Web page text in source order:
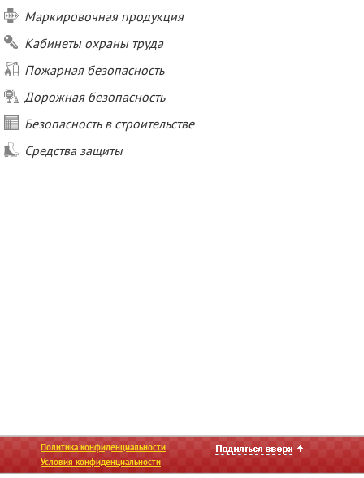
Маркировочная продукция
Кабинеты охраны труда
Пожарная безопасность
Дорожная безопасность
Безопасность в строительстве
Средства защиты
Политика конфиденциальности
Условия конфиденциальности